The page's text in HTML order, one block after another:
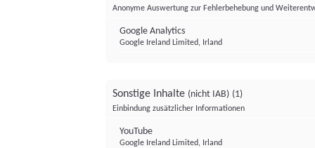
Anonyme Auswertung zur Fehlerbehebung und
Google Analytics
Google Ireland Limited, Irland
Sonstige Inhalte (nicht IAB) (1)
Einbindung zusätzlicher Informationen
YouTube
Google Ireland Limited, Irland